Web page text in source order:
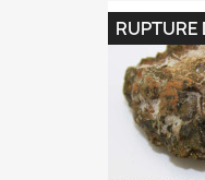
RUPTURE